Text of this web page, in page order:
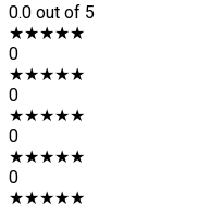
0.0 out of 5
★★★★★
0
★★★★★
0
★★★★★
0
★★★★★
0
★★★★★